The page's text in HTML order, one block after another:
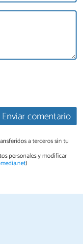
Enviar comentario
a terceros sin tu
personales y modificar
)